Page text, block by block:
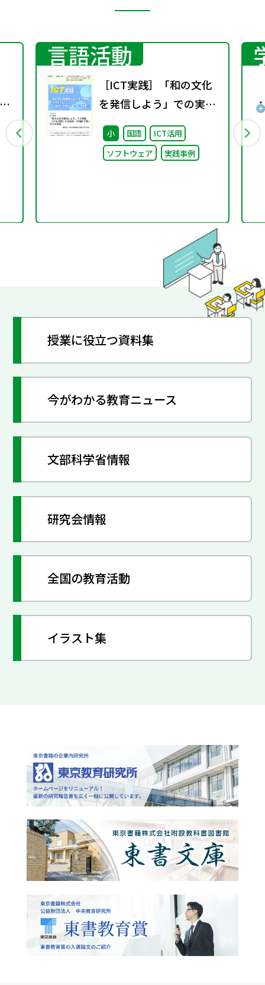
言語活動
［ICT実践］「和の文化
を発信しよう」での実
践 ―ICTを活用した主
体的・対話的で深い学び
の実現―
小 国語
ICT活用
ソフトウェア
実践事例
授業に役立つ資料集
今がわかる教育ニュース
文部科学省情報
研究会情報
全国の教育活動
イラスト集